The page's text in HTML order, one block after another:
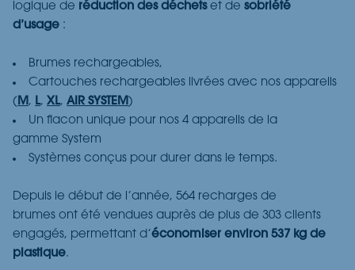
logique de réduction des déchetset de sobriété
d’usage :
Brumes rechargeables,
Cartouches rechargeables livrées avec nos appareils
( M, L, XL, AIR SYSTEM)
Un flacon unique pour nos 4 appareils de la
gamme System
Systèmes conçus pour durer dans le temps.
Depuis le début de l’année, 564 recharges de
brumes ont été vendues auprès de plus de 303 clients
engagés, permettant d’économiser environ 537 kg de
plastique.